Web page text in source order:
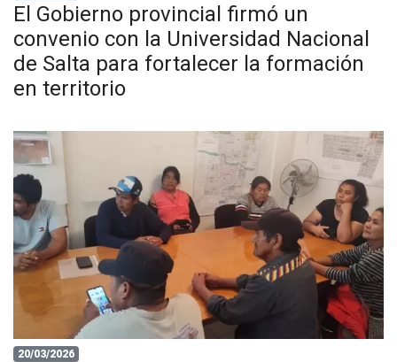
El Gobierno provincial firmó un
convenio con la Universidad Nacional
de Salta para fortalecer la formación
en territorio
20/03/2026